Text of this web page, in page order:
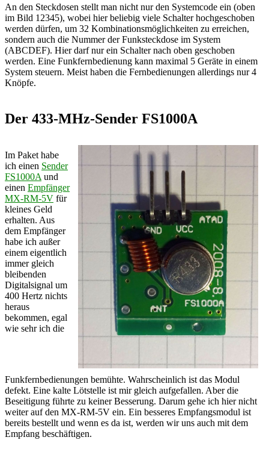
An den Steckdosen stellt man nicht nur den Systemcode ein (oben
im Bild 12345), wobei hier beliebig viele Schalter hochgeschoben
werden dürfen, um 32 Kombinationsmöglichkeiten zu erreichen,
sondern auch die Nummer der Funksteckdose im System
(ABCDEF). Hier darf nur ein Schalter nach oben geschoben
werden. Eine Funkfernbedienung kann maximal 5 Geräte in einem
System steuern. Meist haben die Fernbedienungen allerdings nur 4
Knöpfe.
Der 433-MHz-Sender FS1000A
Im Paket habe
ich einen Sender
FS1000A und
einen Empfänger
MX-RM-5V für
kleines Geld
erhalten. Aus
dem Empfänger
habe ich außer
einem eigentlich
immer gleich
bleibenden
Digitalsignal um
400 Hertz nichts
heraus
bekommen, egal
wie sehr ich die
Funkfernbedienungen bemühte. Wahrscheinlich ist das Modul
defekt. Eine kalte Lötstelle ist mir gleich aufgefallen. Aber die
Beseitigung führte zu keiner Besserung. Darum gehe ich hier nicht
weiter auf den MX-RM-5V ein. Ein besseres Empfangsmodul ist
bereits bestellt und wenn es da ist, werden wir uns auch mit dem
Empfang beschäftigen.